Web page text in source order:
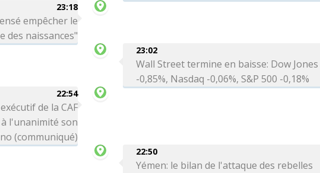
23:18
empêcher le
des naissances"
23:02
Wall Street termine en baisse: Dow Jones
-0,85%, Nasdaq -0,06%, S&P 500 -0,18%
22:54
de la CAF
l'unanimité son
(communiqué)
22:50
Yémen: le bilan de l'attaque des rebelles